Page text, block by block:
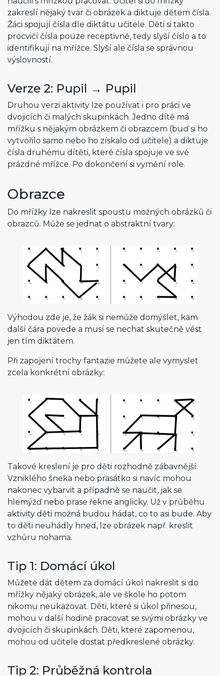
zakreslí nějaký tvar či obrázek a diktuje dětem čísla.
Žáci spojují čísla dle diktátu učitele. Děti si takto
procvičí čísla pouze receptivně, tedy slyší číslo a to
identifikují na mřížce. Slyší ale čísla se správnou
výslovností.
Verze 2: Pupil → Pupil
Druhou verzi aktivity lze používat i pro práci ve
dvojicích či malých skupinkách. Jedno dítě má
mřížku s nějakým obrázkem či obrazcem (buď si ho
vytvořilo samo nebo ho získalo od učitele) a diktuje
čísla druhému dítěti, které čísla spojuje ve své
prázdné mřížce. Po dokončení si vymění role.
Obrazce
Do mřížky lze nakreslit spoustu možných obrázků či
obrazců. Může se jednat o abstraktní tvary:
Výhodou zde je, že žák si nemůže domýšlet, kam
další čára povede a musí se nechat skutečně vést
jen tím diktátem.
Při zapojení trochy fantazie můžete ale vymyslet
zcela konkrétní obrázky:
Takové kreslení je pro děti rozhodně zábavnější.
Vzniklého šneka nebo prasátko si navíc mohou
nakonec vybarvit a případně se naučit, jak se
hlemýžď nebo prase řekne anglicky. Už v průběhu
aktivity děti možná budou hádat, co to asi bude. Aby
to děti neuhádly hned, lze obrázek např. kreslit
vzhůru nohama.
Tip 1: Domácí úkol
Můžete dát dětem za domácí úkol nakreslit si do
mřížky nějaký obrázek, ale ve škole ho potom
nikomu neukazovat. Děti, které si úkol přinesou,
mohou v další hodině pracovat se svými obrázky ve
dvojicích či skupinkách. Děti, které zapomenou,
mohou od učitele dostat předkreslené obrázky.
Tip 2: Průběžná kontrola